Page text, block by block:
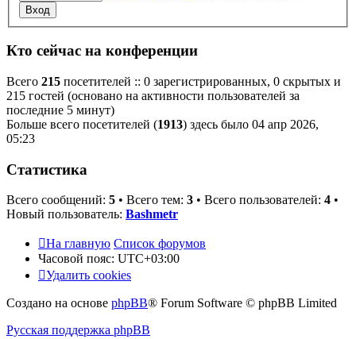
Кто сейчас на конференции
Всего 215 посетителей :: 0 зарегистрированных, 0 скрытых и
215 гостей (основано на активности пользователей за
последние 5 минут)
Больше всего посетителей (1913) здесь было 04 апр 2026,
05:23
Статистика
Всего сообщений: 5 • Всего тем: 3 • Всего пользователей: 4 •
Новый пользователь: Bashmetr
На главную Список форумов
Часовой пояс: UTC+03:00
Удалить cookies
Создано на основе phpBB® Forum Software © phpBB Limited
Русская поддержка phpBB